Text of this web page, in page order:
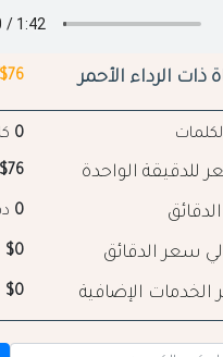
ذات الرداء الأحمر $76/
0
للدقيقة الواحدة $76
0
سعر الدقائق $0
الإضافية $0